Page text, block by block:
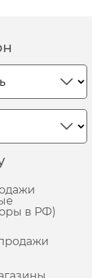
в РФ)